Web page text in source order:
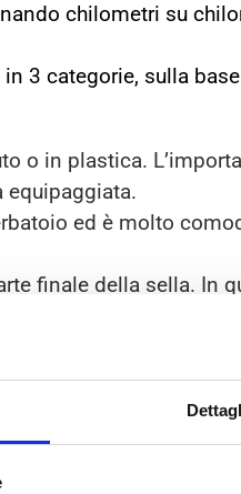
chilometri su
3 categorie, sulla
o in plastica.
equipaggiata.
ed è molto
finale della sella. In
materiale